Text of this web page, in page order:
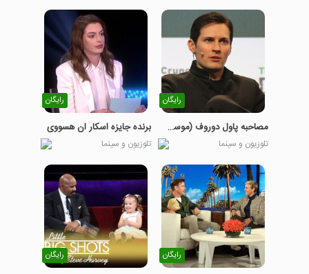
رایگان
مصاحبه پاول دوروف (موسس تلگرام) با شبکه سی ان ان
تلوزیون و سینما
رایگان
برنده جایزه اسکار ان هسووی
تلوزیون و سینما
رایگان رایگان